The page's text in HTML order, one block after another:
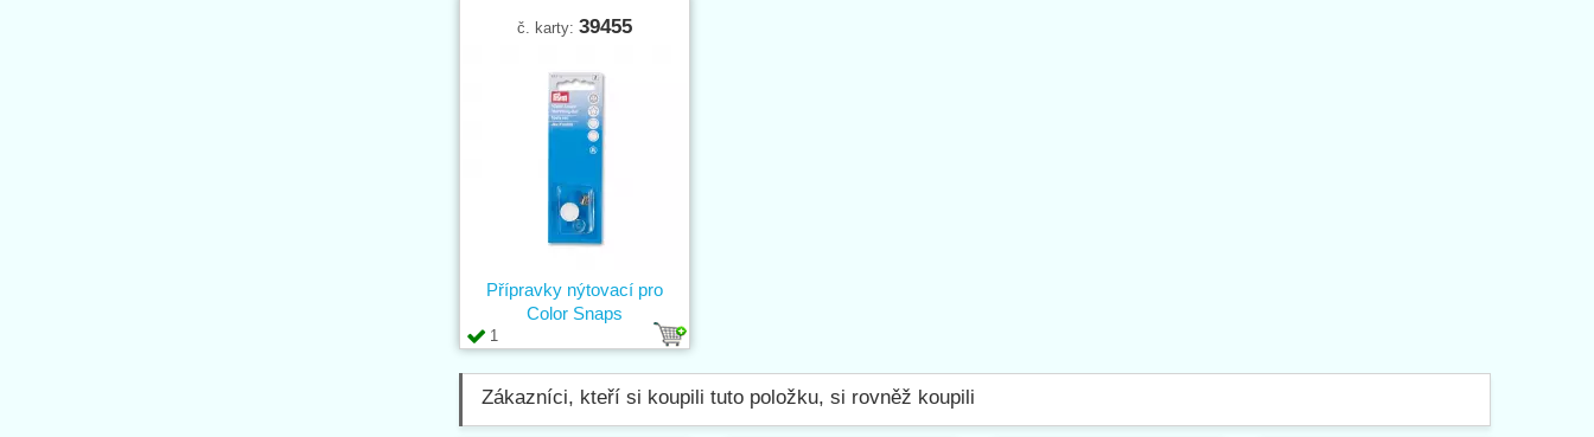
č. karty: 39455
1
Přípravky nýtovací pro
Color Snaps
Zákazníci, kteří si koupili tuto položku, si rovněž koupili